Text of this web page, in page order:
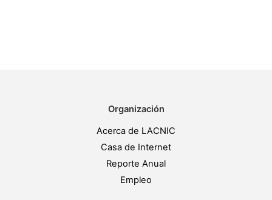
Organización
Acerca de LACNIC
Casa de Internet
Reporte Anual
Empleo